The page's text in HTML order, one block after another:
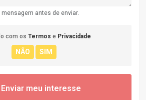
antes de enviar.
com os Termos e Privacidade
Enviar meu interesse